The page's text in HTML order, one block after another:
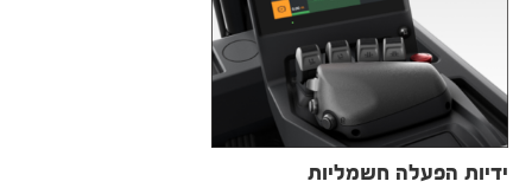
ידיות הפעלה חשמליות